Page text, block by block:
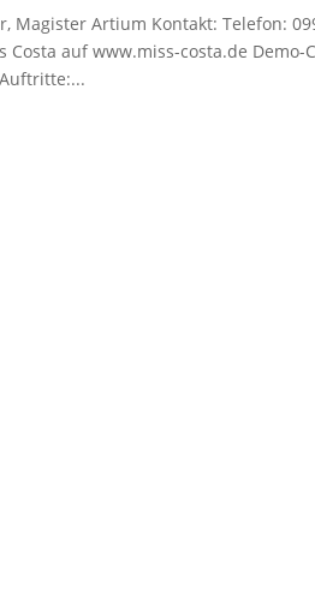
Magister Artium Kontakt: Telefon:
auf www.miss-costa.de Demo-
Auftritte:...